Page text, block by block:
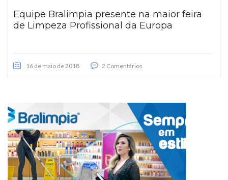
Equipe Bralimpia presente na maior feira
de Limpeza Profissional da Europa
16 de maio de 2018 2 Comentários